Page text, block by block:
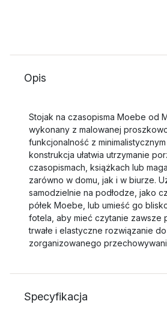
Opis
Stojak na czasopisma Moebe od
wykonany z malowanej
funkcjonalność z
konstrukcja ułatwia utrzymanie
czasopismach, książkach lub
zarówno w domu, jak i w biurze.
samodzielnie na podłodze, jako
półek Moebe, lub umieść go
fotela, aby mieć czytanie zawsze
trwałe i elastyczne rozwiązanie do
zorganizowanego
Specyfikacja